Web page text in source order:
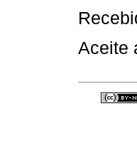
Aceite